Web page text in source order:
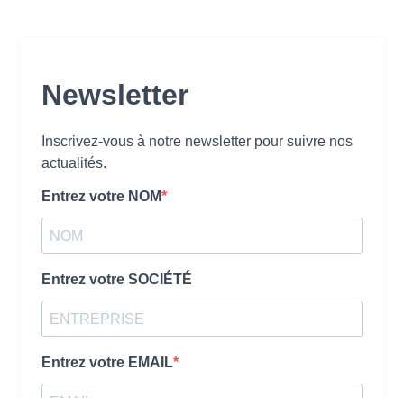
Newsletter
Inscrivez-vous à notre newsletter pour suivre nos
actualités.
Entrez votre NOM
Entrez votre SOCIÉTÉ
Entrez votre EMAIL